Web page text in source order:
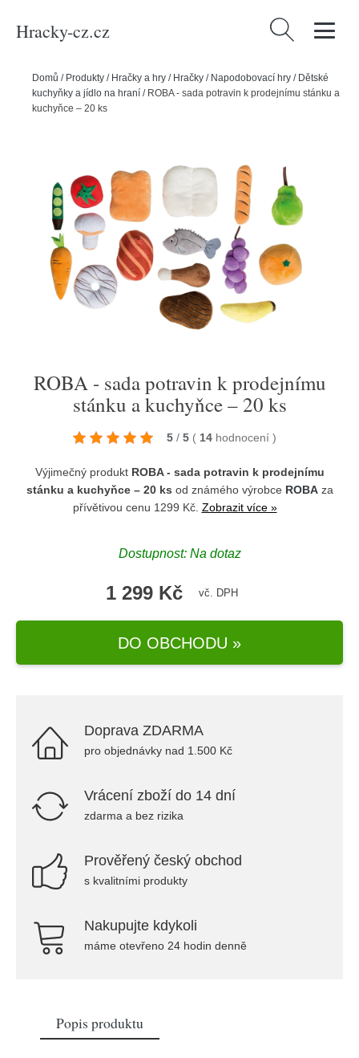
Hracky-cz.cz Vyhledávání
Domů / Produkty / Hračky a hry / Hračky / Napodobovací hry / Dětské
kuchyňky a jídlo na hraní / ROBA - sada potravin k prodejnímu stánku a
kuchyňce – 20 ks
ROBA - sada potravin k prodejnímu
stánku a kuchyňce – 20 ks
5 / 5 ( 14 hodnocení )
Výjimečný produkt ROBA - sada potravin k prodejnímu
stánku a kuchyňce – 20 ks od známého výrobce ROBAza
přívětivou cenu 1299 Kč. Zobrazit více »
Dostupnost: Na dotaz
1 299 Kč vč. DPH
DO OBCHODU »
Doprava ZDARMA
pro objednávky nad 1.500 Kč
Vrácení zboží do 14 dní
zdarma a bez rizika
Prověřený český obchod
s kvalitními produkty
Nakupujte kdykoli
máme otevřeno 24 hodin denně
Popis produktu